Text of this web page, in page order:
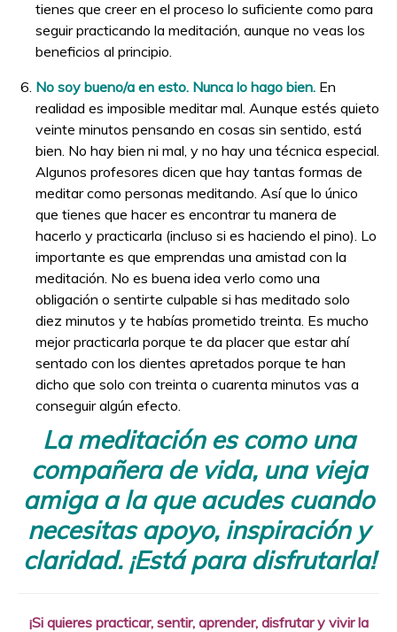
tienes que creer en el proceso lo suficiente como para
seguir practicando la meditación, aunque no veas los
beneficios al principio.
No soy bueno/a en esto. Nunca lo hago bien. En
realidad es imposible meditar mal. Aunque estés quieto
veinte minutos pensando en cosas sin sentido, está
bien. No hay bien ni mal, y no hay una técnica especial.
Algunos profesores dicen que hay tantas formas de
meditar como personas meditando. Así que lo único
que tienes que hacer es encontrar tu manera de
hacerlo y practicarla (incluso si es haciendo el pino). Lo
importante es que emprendas una amistad con la
meditación. No es buena idea verlo como una
obligación o sentirte culpable si has meditado solo
diez minutos y te habías prometido treinta. Es mucho
mejor practicarla porque te da placer que estar ahí
sentado con los dientes apretados porque te han
dicho que solo con treinta o cuarenta minutos vas a
conseguir algún efecto.
La meditación es como una
compañera de vida, una vieja
amiga a la que acudes cuando
necesitas apoyo, inspiración y
claridad. ¡Está para disfrutarla!
¡Si quieres practicar, sentir, aprender, disfrutar y vivir la